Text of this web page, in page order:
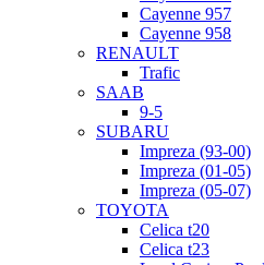
Cayenne 957
Cayenne 958
RENAULT
Trafic
SAAB
9-5
SUBARU
Impreza (93-00)
Impreza (01-05)
Impreza (05-07)
TOYOTA
Celica t20
Celica t23